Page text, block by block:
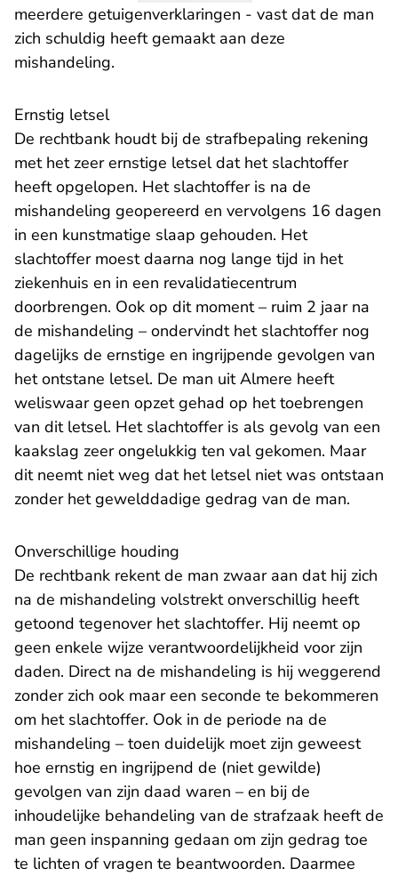
meerdere getuigenverklaringen - vast dat de man
zich schuldig heeft gemaakt aan deze
mishandeling.
Ernstig letsel
De rechtbank houdt bij de strafbepaling rekening
met het zeer ernstige letsel dat het slachtoffer
heeft opgelopen. Het slachtoffer is na de
mishandeling geopereerd en vervolgens 16 dagen
in een kunstmatige slaap gehouden. Het
slachtoffer moest daarna nog lange tijd in het
ziekenhuis en in een revalidatiecentrum
doorbrengen. Ook op dit moment – ruim 2 jaar na
de mishandeling – ondervindt het slachtoffer nog
dagelijks de ernstige en ingrijpende gevolgen van
het ontstane letsel. De man uit Almere heeft
weliswaar geen opzet gehad op het toebrengen
van dit letsel. Het slachtoffer is als gevolg van een
kaakslag zeer ongelukkig ten val gekomen. Maar
dit neemt niet weg dat het letsel niet was ontstaan
zonder het gewelddadige gedrag van de man.
Onverschillige houding
De rechtbank rekent de man zwaar aan dat hij zich
na de mishandeling volstrekt onverschillig heeft
getoond tegenover het slachtoffer. Hij neemt op
geen enkele wijze verantwoordelijkheid voor zijn
daden. Direct na de mishandeling is hij weggerend
zonder zich ook maar een seconde te bekommeren
om het slachtoffer. Ook in de periode na de
mishandeling – toen duidelijk moet zijn geweest
hoe ernstig en ingrijpend de (niet gewilde)
gevolgen van zijn daad waren – en bij de
inhoudelijke behandeling van de strafzaak heeft de
man geen inspanning gedaan om zijn gedrag toe
te lichten of vragen te beantwoorden. Daarmee